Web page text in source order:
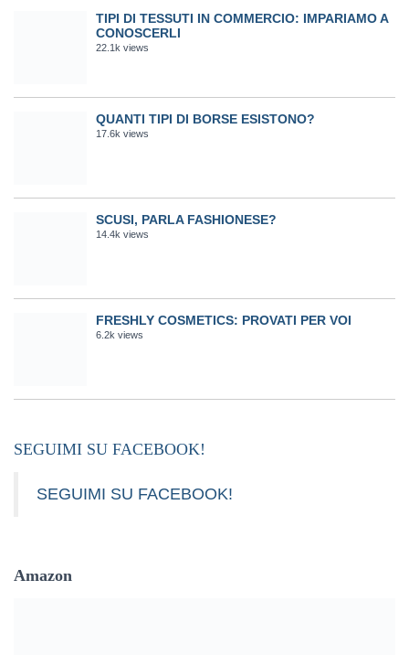
TIPI DI TESSUTI IN COMMERCIO: IMPARIAMO A
CONOSCERLI
22.1k views
QUANTI TIPI DI BORSE ESISTONO?
17.6k views
SCUSI, PARLA FASHIONESE?
14.4k views
FRESHLY COSMETICS: PROVATI PER VOI
6.2k views
SEGUIMI SU FACEBOOK!
SEGUIMI SU FACEBOOK!
Amazon